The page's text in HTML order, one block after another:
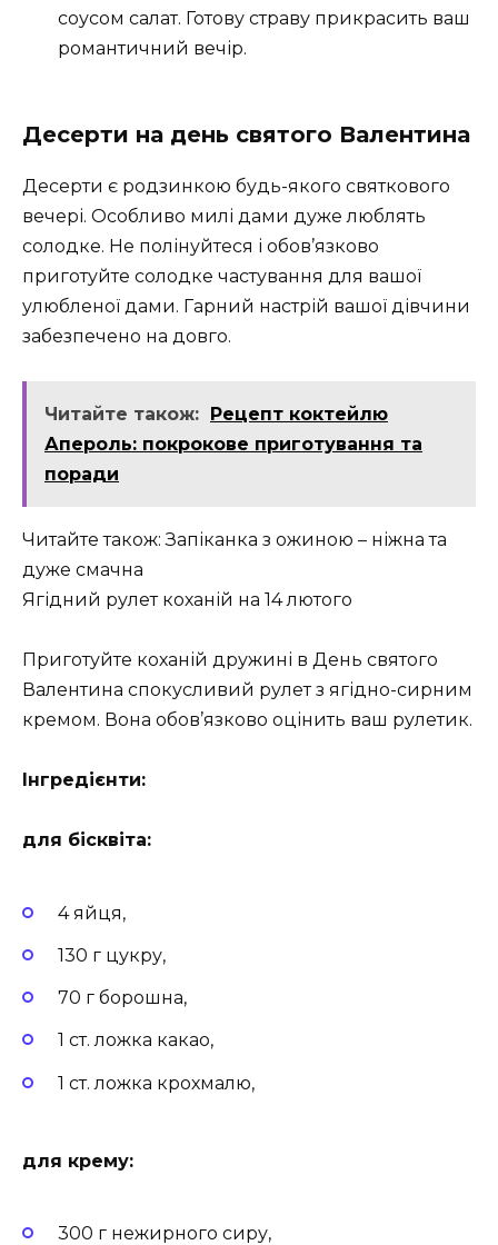
соусом салат. Готову страву прикрасить ваш
романтичний вечір.
Десерти на день святого Валентина
Десерти є родзинкою будь-якого святкового
вечері. Особливо милі дами дуже люблять
солодке. Не полінуйтеся і обов’язково
приготуйте солодке частування для вашої
улюбленої дами. Гарний настрій вашої дівчини
забезпечено на довго.
Читайте також: Рецепт коктейлю
Апероль: покрокове приготування та
поради
Читайте також: Запіканка з ожиною – ніжна та
дуже смачна
Ягідний рулет коханій на 14 лютого
Приготуйте коханій дружині в День святого
Валентина спокусливий рулет з ягідно-сирним
кремом. Вона обов’язково оцінить ваш рулетик.
Інгредієнти:
для бісквіта:
4 яйця,
130 г цукру,
70 г борошна,
1 ст. ложка какао,
1 ст. ложка крохмалю,
для крему:
300 г нежирного сиру,